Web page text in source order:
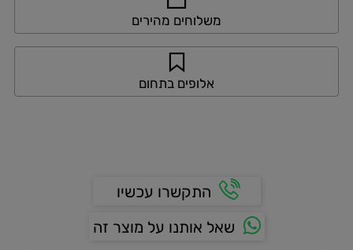
משלוחים מהירים
אלופים בתחום
התקשרו עכשיו
שאל אותנו על מוצר זה